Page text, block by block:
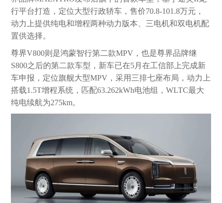
行平台打造，定位大型行政轿车，售价70.8-101.8万元，
动力上提供纯电和增程两种动力版本、三电机和双电机配
置供选择。
尊界V800则是鸿蒙智行第二款MPV，也是尊界品牌继
S800之后的第二款车型，新车已在5月在工信部上完成新
车申报，定位旗舰大型MPV，采用三排七座布局，动力上
搭载1.5T增程系统，匹配63.262kWh电池组，WLTC最大
纯电续航为275km。